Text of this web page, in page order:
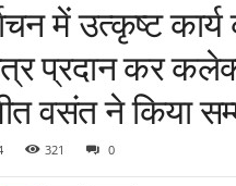
में उत्कृष्ट
प्रदान कर
वसंत ने किया
321 0